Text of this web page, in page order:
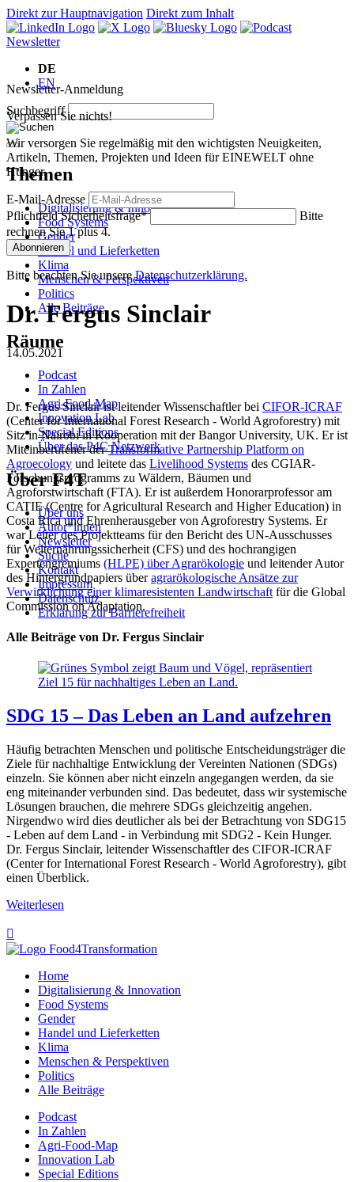
Direkt zur Hauptnavigation Direkt zum Inhalt
Newsletter
DE
EN
Suchbegriff
Themen
Digitalisierung & Innovation
Food Systems
Gender
Handel und Lieferketten
Klima
Menschen & Perspektiven
Politics
Alle Beiträge
Räume
Podcast
In Zahlen
Agri-Food-Map
Innovation Lab
Special Editions
Über das P4C Netzwerk
Über F4T
Über uns
Autor*innen
Newsletter
Suche
Kontakt
Impressum
Datenschutz
Erklärung zur Barrierefreiheit
Newsletter-Anmeldung
Verpassen Sie nichts!
Wir versorgen Sie regelmäßig mit den wichtigsten Neuigkeiten,
Artikeln, Themen, Projekten und Ideen für EINEWELT ohne
Hunger.
E-Mail-Adresse
PflichtfeldSicherheitsfrage*
Bitte
rechnen Sie 1 plus 4.
Abonnieren
Bitte beachten Sie unsereDatenschutzerklärung.
Dr. Fergus Sinclair
14.05.2021
Dr. Fergus Sinclair ist leitender Wissenschaftler bei CIFOR-ICRAF
(Center for International Forest Research - World Agroforestry) mit
Sitz in Nairobi in Kooperation mit der Bangor University, UK. Er ist
Miteinberufener derTransformative Partnership Platform on
Agroecology und leitete das Livelihood Systems des CGIAR-
Forschungsprogramms zu Wäldern, Bäumen und
Agroforstwirtschaft (FTA). Er ist außerdem Honorarprofessor am
CATIE (Centre for Agricultural Research and Higher Education) in
Costa Rica und Ehrenherausgeber von Agroforestry Systems. Er
war Leiter des Projektteams für den Bericht des UN-Ausschusses
für Welternährungssicherheit (CFS) und des hochrangigen
Expertengremiums (HLPE) über Agrarökologie und leitender Autor
des Hintergrundpapiers überagrarökologische Ansätze zur
Verwirklichung einer klimaresistenten Landwirtschaft für die Global
Commission on Adaptation.
Alle Beiträge von Dr. Fergus Sinclair
SDG 15 – Das Leben an Land aufzehren
Häufig betrachten Menschen und politische Entscheidungsträger die
Ziele für nachhaltige Entwicklung der Vereinten Nationen (SDGs)
einzeln. Sie können aber nicht einzeln angegangen werden, da sie
eng miteinander verbunden sind. Das bedeutet, dass wir systemische
Lösungen brauchen, die mehrere SDGs gleichzeitig angehen.
Nirgendwo wird dies deutlicher als bei der Betrachtung von SDG15
- Leben auf dem Land - in Verbindung mit SDG2 - Kein Hunger.
Dr. Fergus Sinclair, leitender Wissenschaftler des CIFOR-ICRAF
(Center for International Forest Research - World Agroforestry), gibt
einen Überblick.
Weiterlesen

Home
Digitalisierung & Innovation
Food Systems
Gender
Handel und Lieferketten
Klima
Menschen & Perspektiven
Politics
Alle Beiträge
Podcast
In Zahlen
Agri-Food-Map
Innovation Lab
Special Editions